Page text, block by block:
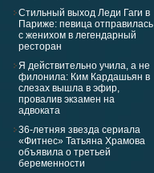
Стильный выход Леди Гаги в
Париже: певица отправилась
с женихом в легендарный
ресторан
Я действительно учила, а не
филонила: Ким Кардашьян в
слезах вышла в эфир,
провалив экзамен на
адвоката
36-летняя звезда сериала
«Фитнес» Татьяна Храмова
объявила о третьей
беременности